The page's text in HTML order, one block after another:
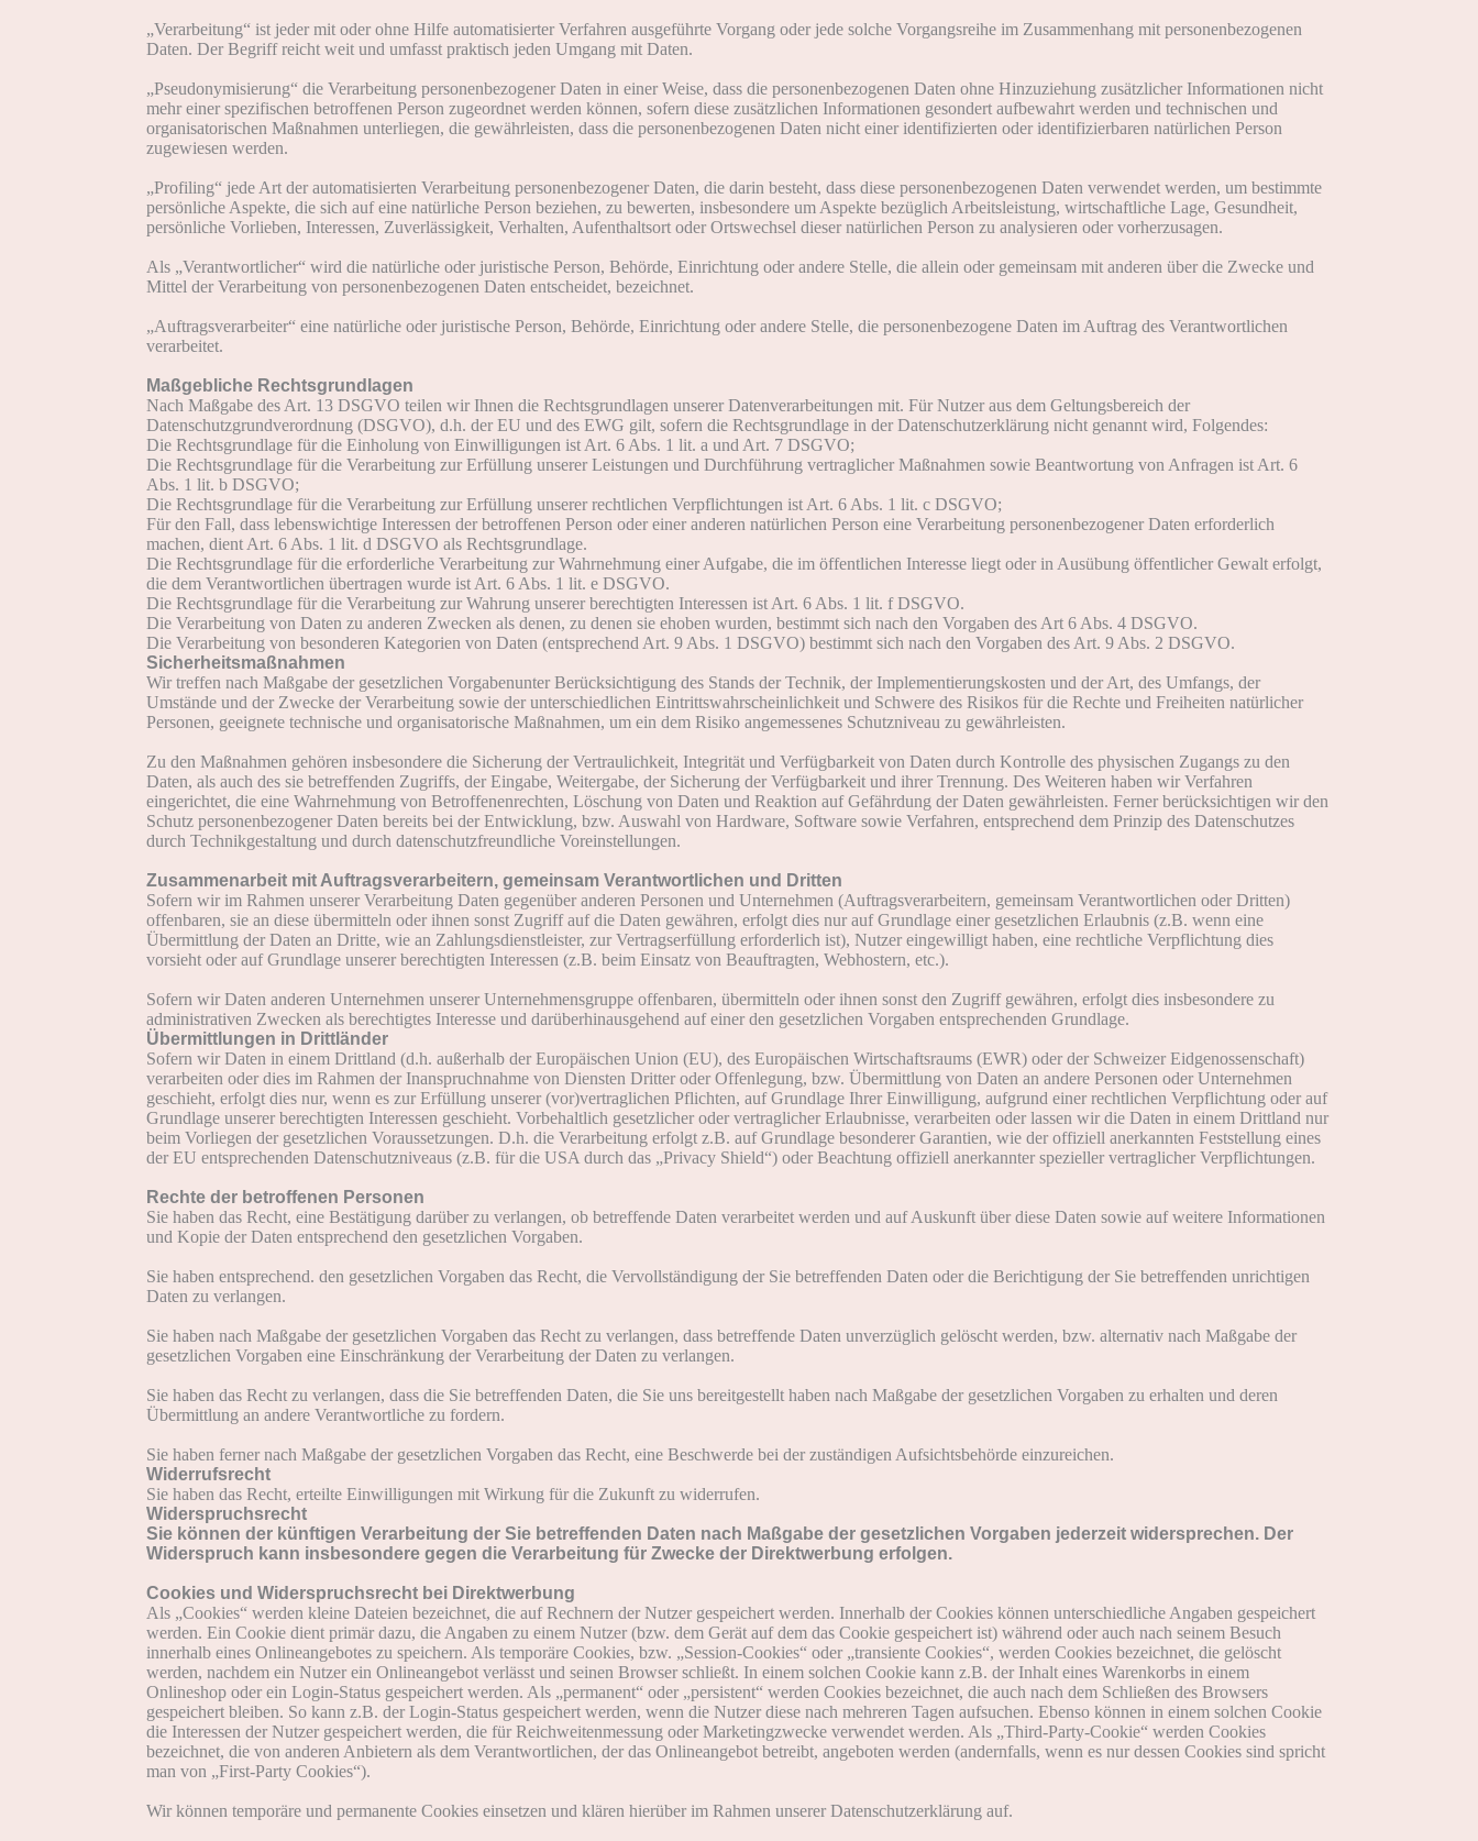
„Verarbeitung“ ist jeder mit oder ohne Hilfe automatisierter Verfahren ausgeführte Vorgang oder jede solche Vorgangsreihe im Zusammenhang mit personenbezogenen
Daten. Der Begriff reicht weit und umfasst praktisch jeden Umgang mit Daten.
„Pseudonymisierung“ die Verarbeitung personenbezogener Daten in einer Weise, dass die personenbezogenen Daten ohne Hinzuziehung zusätzlicher Informationen nicht
mehr einer spezifischen betroffenen Person zugeordnet werden können, sofern diese zusätzlichen Informationen gesondert aufbewahrt werden und technischen und
organisatorischen Maßnahmen unterliegen, die gewährleisten, dass die personenbezogenen Daten nicht einer identifizierten oder identifizierbaren natürlichen Person
zugewiesen werden.
„Profiling“ jede Art der automatisierten Verarbeitung personenbezogener Daten, die darin besteht, dass diese personenbezogenen Daten verwendet werden, um bestimmte
persönliche Aspekte, die sich auf eine natürliche Person beziehen, zu bewerten, insbesondere um Aspekte bezüglich Arbeitsleistung, wirtschaftliche Lage, Gesundheit,
persönliche Vorlieben, Interessen, Zuverlässigkeit, Verhalten, Aufenthaltsort oder Ortswechsel dieser natürlichen Person zu analysieren oder vorherzusagen.
Als „Verantwortlicher“ wird die natürliche oder juristische Person, Behörde, Einrichtung oder andere Stelle, die allein oder gemeinsam mit anderen über die Zwecke und
Mittel der Verarbeitung von personenbezogenen Daten entscheidet, bezeichnet.
„Auftragsverarbeiter“ eine natürliche oder juristische Person, Behörde, Einrichtung oder andere Stelle, die personenbezogene Daten im Auftrag des Verantwortlichen
verarbeitet.
Maßgebliche Rechtsgrundlagen
Nach Maßgabe des Art. 13 DSGVO teilen wir Ihnen die Rechtsgrundlagen unserer Datenverarbeitungen mit. Für Nutzer aus dem Geltungsbereich der
Datenschutzgrundverordnung (DSGVO), d.h. der EU und des EWG gilt, sofern die Rechtsgrundlage in der Datenschutzerklärung nicht genannt wird, Folgendes:
Die Rechtsgrundlage für die Einholung von Einwilligungen ist Art. 6 Abs. 1 lit. a und Art. 7 DSGVO;
Die Rechtsgrundlage für die Verarbeitung zur Erfüllung unserer Leistungen und Durchführung vertraglicher Maßnahmen sowie Beantwortung von Anfragen ist Art. 6
Abs. 1 lit. b DSGVO;
Die Rechtsgrundlage für die Verarbeitung zur Erfüllung unserer rechtlichen Verpflichtungen ist Art. 6 Abs. 1 lit. c DSGVO;
Für den Fall, dass lebenswichtige Interessen der betroffenen Person oder einer anderen natürlichen Person eine Verarbeitung personenbezogener Daten erforderlich
machen, dient Art. 6 Abs. 1 lit. d DSGVO als Rechtsgrundlage.
Die Rechtsgrundlage für die erforderliche Verarbeitung zur Wahrnehmung einer Aufgabe, die im öffentlichen Interesse liegt oder in Ausübung öffentlicher Gewalt erfolgt,
die dem Verantwortlichen übertragen wurde ist Art. 6 Abs. 1 lit. e DSGVO.
Die Rechtsgrundlage für die Verarbeitung zur Wahrung unserer berechtigten Interessen ist Art. 6 Abs. 1 lit. f DSGVO.
Die Verarbeitung von Daten zu anderen Zwecken als denen, zu denen sie ehoben wurden, bestimmt sich nach den Vorgaben des Art 6 Abs. 4 DSGVO.
Die Verarbeitung von besonderen Kategorien von Daten (entsprechend Art. 9 Abs. 1 DSGVO) bestimmt sich nach den Vorgaben des Art. 9 Abs. 2 DSGVO.
Sicherheitsmaßnahmen
Wir treffen nach Maßgabe der gesetzlichen Vorgabenunter Berücksichtigung des Stands der Technik, der Implementierungskosten und der Art, des Umfangs, der
Umstände und der Zwecke der Verarbeitung sowie der unterschiedlichen Eintrittswahrscheinlichkeit und Schwere des Risikos für die Rechte und Freiheiten natürlicher
Personen, geeignete technische und organisatorische Maßnahmen, um ein dem Risiko angemessenes Schutzniveau zu gewährleisten.
Zu den Maßnahmen gehören insbesondere die Sicherung der Vertraulichkeit, Integrität und Verfügbarkeit von Daten durch Kontrolle des physischen Zugangs zu den
Daten, als auch des sie betreffenden Zugriffs, der Eingabe, Weitergabe, der Sicherung der Verfügbarkeit und ihrer Trennung. Des Weiteren haben wir Verfahren
eingerichtet, die eine Wahrnehmung von Betroffenenrechten, Löschung von Daten und Reaktion auf Gefährdung der Daten gewährleisten. Ferner berücksichtigen wir den
Schutz personenbezogener Daten bereits bei der Entwicklung, bzw. Auswahl von Hardware, Software sowie Verfahren, entsprechend dem Prinzip des Datenschutzes
durch Technikgestaltung und durch datenschutzfreundliche Voreinstellungen.
Zusammenarbeit mit Auftragsverarbeitern, gemeinsam Verantwortlichen und Dritten
Sofern wir im Rahmen unserer Verarbeitung Daten gegenüber anderen Personen und Unternehmen (Auftragsverarbeitern, gemeinsam Verantwortlichen oder Dritten)
offenbaren, sie an diese übermitteln oder ihnen sonst Zugriff auf die Daten gewähren, erfolgt dies nur auf Grundlage einer gesetzlichen Erlaubnis (z.B. wenn eine
Übermittlung der Daten an Dritte, wie an Zahlungsdienstleister, zur Vertragserfüllung erforderlich ist), Nutzer eingewilligt haben, eine rechtliche Verpflichtung dies
vorsieht oder auf Grundlage unserer berechtigten Interessen (z.B. beim Einsatz von Beauftragten, Webhostern, etc.).
Sofern wir Daten anderen Unternehmen unserer Unternehmensgruppe offenbaren, übermitteln oder ihnen sonst den Zugriff gewähren, erfolgt dies insbesondere zu
administrativen Zwecken als berechtigtes Interesse und darüberhinausgehend auf einer den gesetzlichen Vorgaben entsprechenden Grundlage.
Übermittlungen in Drittländer
Sofern wir Daten in einem Drittland (d.h. außerhalb der Europäischen Union (EU), des Europäischen Wirtschaftsraums (EWR) oder der Schweizer Eidgenossenschaft)
verarbeiten oder dies im Rahmen der Inanspruchnahme von Diensten Dritter oder Offenlegung, bzw. Übermittlung von Daten an andere Personen oder Unternehmen
geschieht, erfolgt dies nur, wenn es zur Erfüllung unserer (vor)vertraglichen Pflichten, auf Grundlage Ihrer Einwilligung, aufgrund einer rechtlichen Verpflichtung oder auf
Grundlage unserer berechtigten Interessen geschieht. Vorbehaltlich gesetzlicher oder vertraglicher Erlaubnisse, verarbeiten oder lassen wir die Daten in einem Drittland nur
beim Vorliegen der gesetzlichen Voraussetzungen. D.h. die Verarbeitung erfolgt z.B. auf Grundlage besonderer Garantien, wie der offiziell anerkannten Feststellung eines
der EU entsprechenden Datenschutzniveaus (z.B. für die USA durch das „Privacy Shield“) oder Beachtung offiziell anerkannter spezieller vertraglicher Verpflichtungen.
Rechte der betroffenen Personen
Sie haben das Recht, eine Bestätigung darüber zu verlangen, ob betreffende Daten verarbeitet werden und auf Auskunft über diese Daten sowie auf weitere Informationen
und Kopie der Daten entsprechend den gesetzlichen Vorgaben.
Sie haben entsprechend. den gesetzlichen Vorgaben das Recht, die Vervollständigung der Sie betreffenden Daten oder die Berichtigung der Sie betreffenden unrichtigen
Daten zu verlangen.
Sie haben nach Maßgabe der gesetzlichen Vorgaben das Recht zu verlangen, dass betreffende Daten unverzüglich gelöscht werden, bzw. alternativ nach Maßgabe der
gesetzlichen Vorgaben eine Einschränkung der Verarbeitung der Daten zu verlangen.
Sie haben das Recht zu verlangen, dass die Sie betreffenden Daten, die Sie uns bereitgestellt haben nach Maßgabe der gesetzlichen Vorgaben zu erhalten und deren
Übermittlung an andere Verantwortliche zu fordern.
Sie haben ferner nach Maßgabe der gesetzlichen Vorgaben das Recht, eine Beschwerde bei der zuständigen Aufsichtsbehörde einzureichen.
Widerrufsrecht
Sie haben das Recht, erteilte Einwilligungen mit Wirkung für die Zukunft zu widerrufen.
Widerspruchsrecht
Sie können der künftigen Verarbeitung der Sie betreffenden Daten nach Maßgabe der gesetzlichen Vorgaben jederzeit widersprechen. Der
Widerspruch kann insbesondere gegen die Verarbeitung für Zwecke der Direktwerbung erfolgen.
Cookies und Widerspruchsrecht bei Direktwerbung
Als „Cookies“ werden kleine Dateien bezeichnet, die auf Rechnern der Nutzer gespeichert werden. Innerhalb der Cookies können unterschiedliche Angaben gespeichert
werden. Ein Cookie dient primär dazu, die Angaben zu einem Nutzer (bzw. dem Gerät auf dem das Cookie gespeichert ist) während oder auch nach seinem Besuch
innerhalb eines Onlineangebotes zu speichern. Als temporäre Cookies, bzw. „Session-Cookies“ oder „transiente Cookies“, werden Cookies bezeichnet, die gelöscht
werden, nachdem ein Nutzer ein Onlineangebot verlässt und seinen Browser schließt. In einem solchen Cookie kann z.B. der Inhalt eines Warenkorbs in einem
Onlineshop oder ein Login-Status gespeichert werden. Als „permanent“ oder „persistent“ werden Cookies bezeichnet, die auch nach dem Schließen des Browsers
gespeichert bleiben. So kann z.B. der Login-Status gespeichert werden, wenn die Nutzer diese nach mehreren Tagen aufsuchen. Ebenso können in einem solchen Cookie
die Interessen der Nutzer gespeichert werden, die für Reichweitenmessung oder Marketingzwecke verwendet werden. Als „Third-Party-Cookie“ werden Cookies
bezeichnet, die von anderen Anbietern als dem Verantwortlichen, der das Onlineangebot betreibt, angeboten werden (andernfalls, wenn es nur dessen Cookies sind spricht
man von „First-Party Cookies“).
Wir können temporäre und permanente Cookies einsetzen und klären hierüber im Rahmen unserer Datenschutzerklärung auf.